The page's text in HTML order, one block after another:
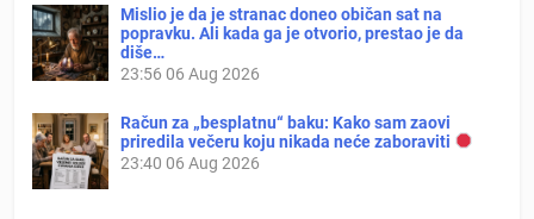
Mislio je da je stranac doneo običan sat na
popravku. Ali kada ga je otvorio, prestao je da
diše…
23:56 06 Aug 2026
Račun za „besplatnu“ baku: Kako sam zaovi
priredila večeru koju nikada neće zaboraviti
23:40 06 Aug 2026